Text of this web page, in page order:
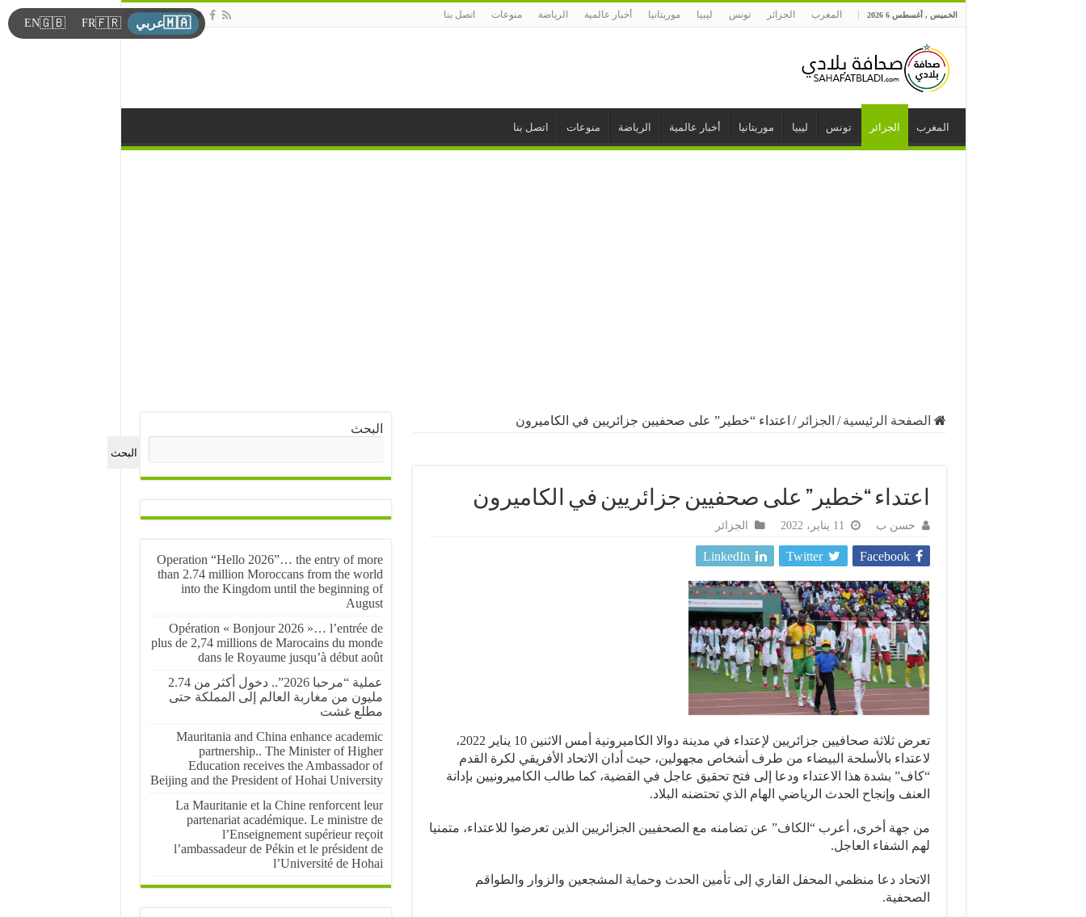
الخميس , أغسطس 6 2026 المغرب الجزائر تونس ليبيا موريتانيا أخبار عالمية الرياضة منوعات اتصل بنا
المغرب الجزائر تونس ليبيا موريتانيا أخبار عالمية الرياضة منوعات اتصل بنا
الصفحة الرئيسية / الجزائر / اعتداء “خطير” على صحفيين جزائريين في الكاميرون
اعتداء “خطير” على صحفيين جزائريين في الكاميرون
حسن ب 11 يناير، 2022 الجزائر
Facebook
Twitter
LinkedIn
تعرض ثلاثة صحافيين جزائريين لإعتداء في مدينة دوالا الكاميرونية أمس الاثنين 10 يناير 2022،
لاعتداء بالأسلحة البيضاء من طرف أشخاص مجهولين، حيث أدان الاتحاد الأفريقي لكرة القدم
“كاف” بشدة هذا الاعتداء ودعا إلى فتح تحقيق عاجل في القضية، كما طالب الكاميرونيين بإدانة
العنف وإنجاح الحدث الرياضي الهام الذي تحتضنه البلاد.
من جهة أخرى، أعرب “الكاف” عن تضامنه مع الصحفيين الجزائريين الذين تعرضوا للاعتداء، متمنيا
لهم الشفاء العاجل.
الاتحاد دعا منظمي المحفل القاري إلى تأمين الحدث وحماية المشجعين والزوار والطواقم
الصحفية.
البحث
البحث
Operation “Hello 2026”… the entry of more
than 2.74 million Moroccans from the world
into the Kingdom until the beginning of
August
Opération « Bonjour 2026 »… l’entrée de
plus de 2,74 millions de Marocains du monde
dans le Royaume jusqu’à début août
عملية “مرحبا 2026”.. دخول أكثر من 2.74
مليون من مغاربة العالم إلى المملكة حتى
مطلع غشت
Mauritania and China enhance academic
partnership.. The Minister of Higher
Education receives the Ambassador of
Beijing and the President of Hohai University
La Mauritanie et la Chine renforcent leur
partenariat académique. Le ministre de
l’Enseignement supérieur reçoit
l’ambassadeur de Pékin et le président de
l’Université de Hohai
🇲🇦عربي 🇫🇷
FR
🇬🇧
EN